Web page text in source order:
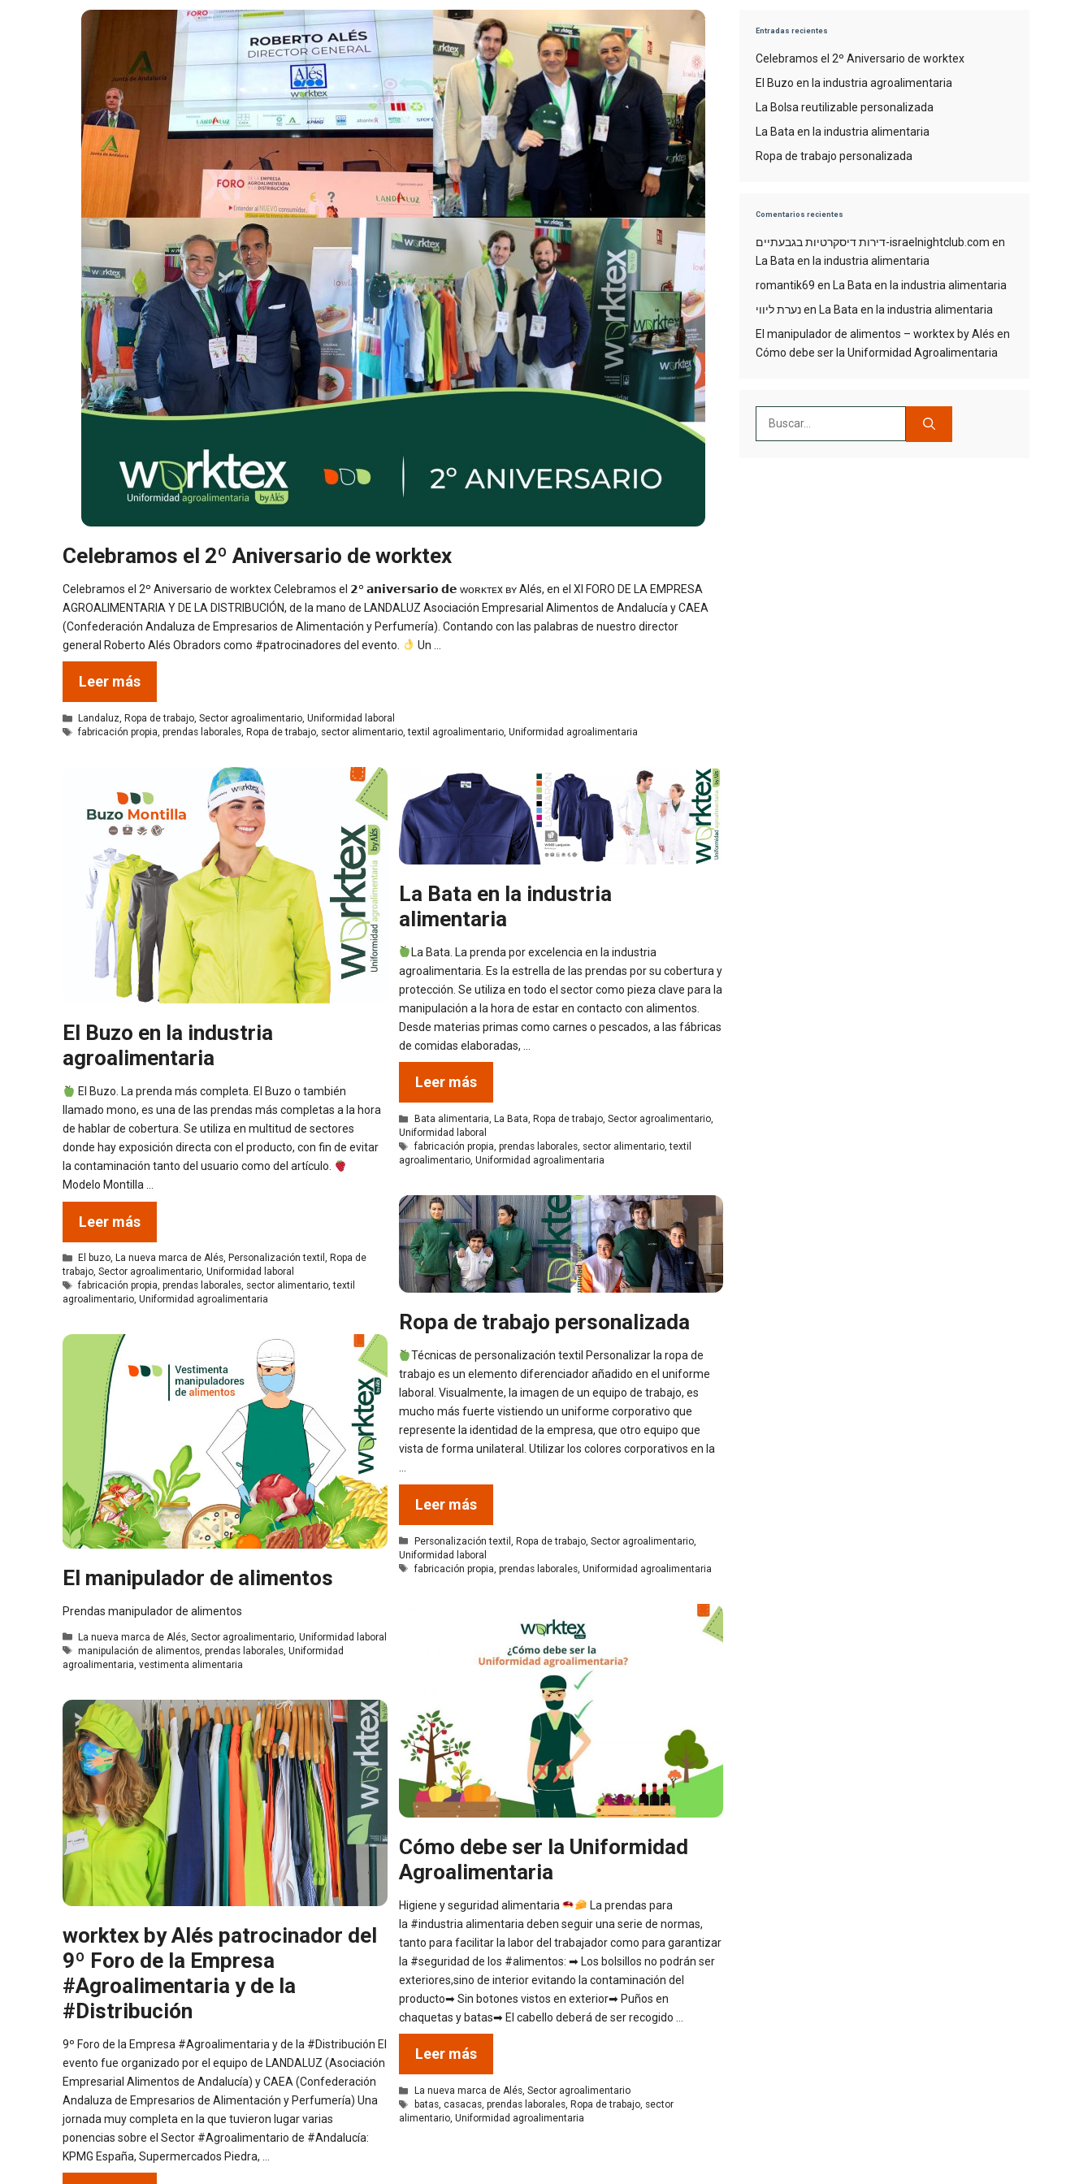
Celebramos el 2º Aniversario de worktex
Celebramos el 2º Aniversario de worktex Celebramos el 𝟮º 𝗮𝗻𝗶𝘃𝗲𝗿𝘀𝗮𝗿𝗶𝗼 𝗱𝗲 ᴡᴏʀᴋᴛᴇx ʙʏ Alés, en el XI FORO DE LA EMPRESA
AGROALIMENTARIA Y DE LA DISTRIBUCIÓN, de la mano de LANDALUZ Asociación Empresarial Alimentos de Andalucía y CAEA
(Confederación Andaluza de Empresarios de Alimentación y Perfumería). Contando con las palabras de nuestro director
general Roberto Alés Obradors como #patrocinadores del evento.
Un …
Leer más
Categorías
Landaluz, Ropa de trabajo,Sector agroalimentario,Uniformidad laboral
Etiquetas
fabricación propia,prendas laborales, Ropa de trabajo, sector alimentario,textil agroalimentario,Uniformidad agroalimentaria
El Buzo en la industria
agroalimentaria
El Buzo. La prenda más completa. El Buzo o también
llamado mono, es una de las prendas más completas a la hora
de hablar de cobertura. Se utiliza en multitud de sectores
donde hay exposición directa con el producto, con fin de evitar
la contaminación tanto del usuario como del artículo.
Modelo Montilla …
Leer más
Categorías
El buzo, La nueva marca de Alés, Personalización textil, Ropa de
trabajo, Sector agroalimentario, Uniformidad laboral
Etiquetas
fabricación propia,prendas laborales, sector alimentario,textil
agroalimentario, Uniformidad agroalimentaria
La Bata en la industria
alimentaria
La Bata. La prenda por excelencia en la industria
agroalimentaria. Es la estrella de las prendas por su cobertura y
protección. Se utiliza en todo el sector como pieza clave para la
manipulación a la hora de estar en contacto con alimentos.
Desde materias primas como carnes o pescados, a las fábricas
de comidas elaboradas, …
Leer más
Categorías
Bata alimentaria, La Bata, Ropa de trabajo, Sector agroalimentario,
Uniformidad laboral
Etiquetas
fabricación propia, prendas laborales, sector alimentario,textil
agroalimentario, Uniformidad agroalimentaria
Ropa de trabajo personalizada
Técnicas de personalización textil Personalizar la ropa de
trabajo es un elemento diferenciador añadido en el uniforme
laboral. Visualmente, la imagen de un equipo de trabajo, es
mucho más fuerte vistiendo un uniforme corporativo que
represente la identidad de la empresa, que otro equipo que
vista de forma unilateral. Utilizar los colores corporativos en la
…
Leer más
Categorías
Personalización textil Ropa de trabajo, Sector agroalimentario,
Uniformidad laboral
Etiquetas
fabricación propia prendas laborales, Uniformidad agroalimentaria
El manipulador de alimentos
Prendas manipulador de alimentos
Categorías
La nueva marca de Alés ,Sector agroalimentario ,Uniformidad laboral
Etiquetas
manipulación de alimentos ,prendas laborales ,Uniformidad
agroalimentaria vestimenta alimentaria
Cómo debe ser la Uniformidad
Agroalimentaria
Higiene y seguridad alimentaria
La prendas para
la #industria alimentaria deben seguir una serie de normas,
tanto para facilitar la labor del trabajador como para garantizar
la #seguridad de los #alimentos: ➡ Los bolsillos no podrán ser
exteriores,sino de interior evitando la contaminación del
producto➡ Sin botones vistos en exterior➡ Puños en
chaquetas y batas➡ El cabello deberá de ser recogido …
Leer más
Categorías
La nueva marca de Alés, Sector agroalimentario
Etiquetas
batas, casacas, prendas laborales, Ropa de trabajo, sector
alimentario, Uniformidad agroalimentaria
worktex by Alés patrocinador del
9º Foro de la Empresa
#Agroalimentaria y de la
#Distribución
9º Foro de la Empresa #Agroalimentaria y de la #Distribución El
evento fue organizado por el equipo de LANDALUZ (Asociación
Empresarial Alimentos de Andalucía) y CAEA (Confederación
Andaluza de Empresarios de Alimentación y Perfumería) Una
jornada muy completa en la que tuvieron lugar varias
ponencias sobre el Sector #Agroalimentario de #Andalucía:
KPMG España, Supermercados Piedra, …
Entradas recientes
Celebramos el 2º Aniversario de worktex
El Buzo en la industria agroalimentaria
La Bolsa reutilizable personalizada
La Bata en la industria alimentaria
Ropa de trabajo personalizada
Comentarios recientes
דירות דיסקרטיות בגבעתיים-israelnightclub.com en
La Bata en la industria alimentaria
romantik69 en La Bata en la industria alimentaria
נערת ליוויen La Bata en la industria alimentaria
El manipulador de alimentos – worktex by Alés en
Cómo debe ser la Uniformidad Agroalimentaria